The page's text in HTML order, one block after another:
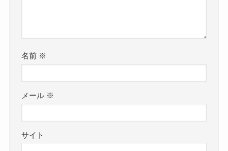
名前 ※
メール ※
サイト